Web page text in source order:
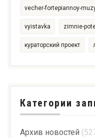
vecher-fortepiannoy-
vyistavka zimnie-
кураторский проект
Категории
Архив новостей